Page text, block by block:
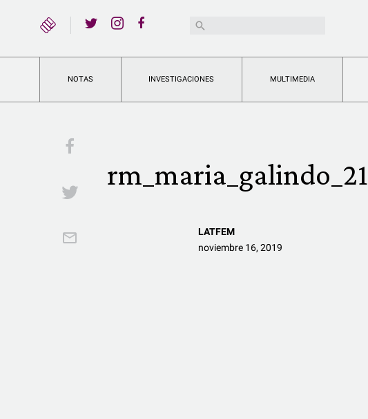
YouTubeBuscar:
NOTAS INVESTIGACIONES MULTIMEDIA
rm_maria_galindo_21
LATFEM
noviembre 16, 2019